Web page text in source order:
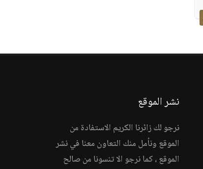
نشر الموقع
نرجو لك زائرنا الكريم الاستفادة من
الموقع ونأمل منك التعاون معنا في نشر
الموقع ، كما نرجو الا تنسونا من صالح